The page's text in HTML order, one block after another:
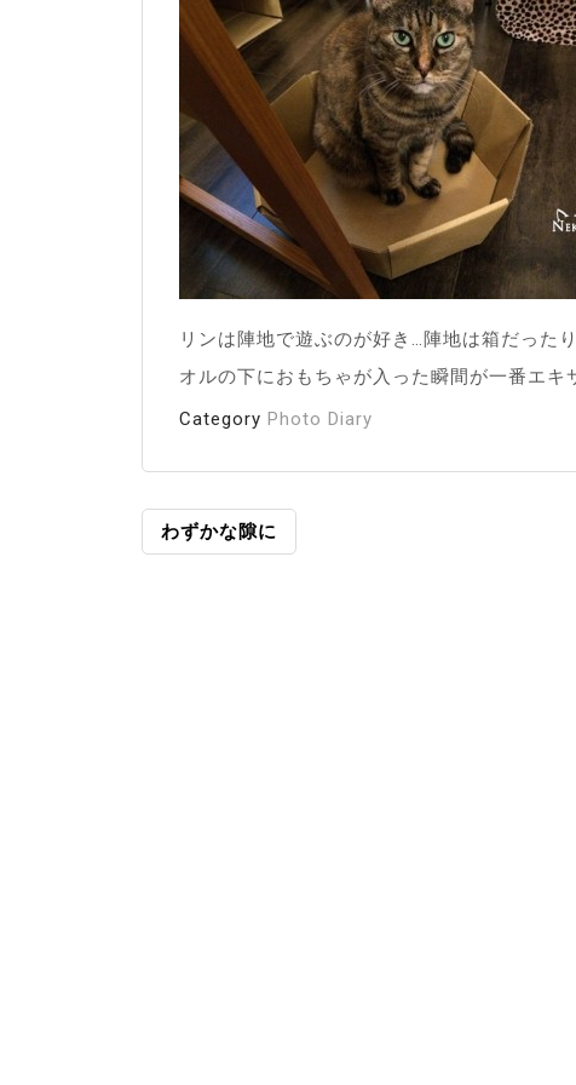
リンは陣地で遊ぶのが好き…陣地は箱だった
オルの下におもちゃが入った瞬間が一番エキ
Category Photo Diary
投
わずかな隙に